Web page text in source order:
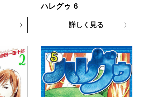
ハレグゥ 6
詳しく見る